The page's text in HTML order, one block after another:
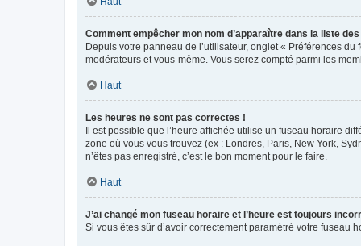
Comment empêcher mon nom d’apparaître dans la liste
Depuis votre panneau de l’utilisateur, onglet « Préférences du
modérateurs et vous-même. Vous serez compté parmi les
Haut
Les heures ne sont pas correctes !
Il est possible que l’heure affichée utilise un fuseau horaire
zone où vous vous trouvez (ex : Londres, Paris, New York,
n’êtes pas enregistré, c’est le bon moment pour le faire.
Haut
J’ai changé mon fuseau horaire et l’heure est toujours
Si vous êtes sûr d’avoir correctement paramétré votre fuseau